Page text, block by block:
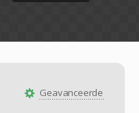
Geavanceerde